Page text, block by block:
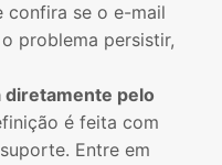
confira se o e-mail
problema persistir,
diretamente pelo
é feita com
Entre em